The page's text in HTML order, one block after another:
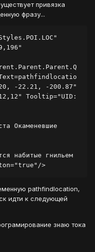
привязка
фразу...
-22.21, -200.87"
Tooltip="UID:
Окаменевшие
набитые гнильем
>
pathfindlocation,
идти к следующей
знаю тока